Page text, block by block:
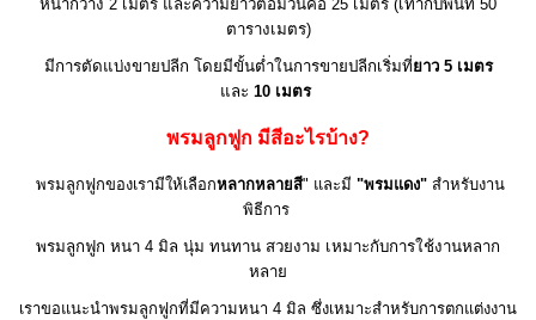
หน้ากว้าง 2 เมตร และความยาวต่อม้วนคือ 25 เมตร (เท่ากับพื้นที่ 50
ตารางเมตร)
มีการตัดแบ่งขายปลีก โดยมีขั้นต่ำในการขายปลีกเริ่มที่ยาว 5 เมตร
และ 10 เมตร
พรมลูกฟูก มีสีอะไรบ้าง?
พรมลูกฟูกของเรามีให้เลือกหลากหลายสี" และมี "พรมแดง" สำหรับงาน
พิธีการ
พรมลูกฟูก หนา 4 มิล นุ่ม ทนทาน สวยงาม เหมาะกับการใช้งานหลาก
หลาย
เราขอแนะนำพรมลูกฟูกที่มีความหนา 4 มิล ซึ่งเหมาะสำหรับการตกแต่งงาน